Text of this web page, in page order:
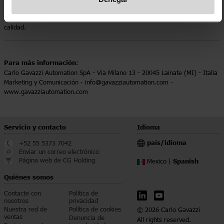
dedicación a la fabricación segura y sostenible de productos de alta
calidad.
Para más información:
Carlo Gavazzi Automation SpA - Via Milano 13 - 20045 Lainate (MI) - Italia
Marketing y Comunicación - info@gavazziautomation.com -
www.gavazziautomation.com
Servicio y contacto
+52 55 5373 7042
Enviar un correo electrónico
Página web de CG Holding
Quiénes somos
Contacte con
nosotros
Nuestra red de
ventas
Política de
privacidad
Política de cookies
Denuncia de
Idioma
país/idioma
Mexico | Spanish
© 2026 Carlo Gavazzi
All rights reserved.